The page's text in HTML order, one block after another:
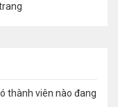
thành viên nào đang